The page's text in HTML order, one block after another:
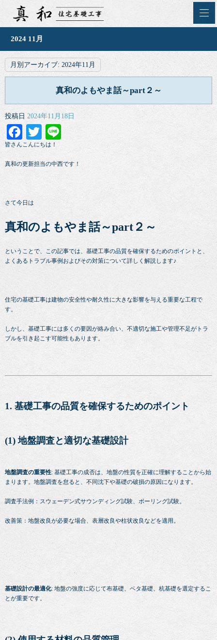
2024 11月
月別アーカイブ: 2024年11月
真和のよもやま話～part２～
投稿日 2024年11月18日
Facebook
Twitter
皆さんこんにちは！
真和の更新担当の中西です！
さて今日は
真和のよもやま話～part２～
ということで、この記事では、基礎工事の品質を確保するためのポイントと、
よくあるトラブル事例およびその対策について詳しく解説します♪
住宅の基礎工事は建物の安全性や耐久性に大きな影響を与える重要な工程で
す。
しかし、基礎工事には多くの要因が絡み合い、不適切な施工や管理不足がトラ
ブルを引き起こす可能性もあります。
1. 基礎工事の品質を確保するためのポイント
(1) 地盤調査と適切な基礎設計
地盤調査の重要性: 基礎工事の成否は、地盤の性質を正確に理解することから始
まります。地盤調査を怠ると、不同沈下や基礎の破損の原因になります。
調査手法例：スウェーデン式サウンディング試験、ボーリング試験。
改善策：地盤改良が必要な場合、表層改良や柱状改良などを適用。
基礎設計の最適化: 地盤の強度に応じて布基礎、ベタ基礎、杭基礎を選定するこ
とが重要です。